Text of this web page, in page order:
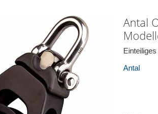
Antal
Antal